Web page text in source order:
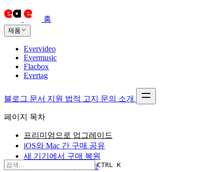
홈
제품
Evervideo
Evermusic
Flacbox
Evertag
블로그 문서 지원 법적 고지 문의 소개
CTRL K
페이지 목차
프리미엄으로 업그레이드
iOS와 Mac 간 구매 공유
새 기기에서 구매 복원
무료로 프리미엄 체험